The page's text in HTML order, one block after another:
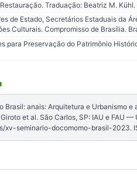
Traduação: Beatriz M.
de Estado, Secretários Estaduais da
Culturais. Compromisso de Brasília.
para Preservação do Patrimônio
Brasil: anais: Arquitetura e Urbanismo
et al. São Carlos, SP: IAU e FAU
xv-seminario-docomomo-brasil-2023.